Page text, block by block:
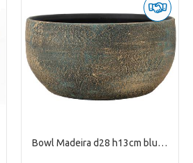
Bowl Madeira d28 h13cm blue gold